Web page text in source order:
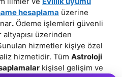
hesaplama üzerine
.Ödeme işlemleri güvenli
üzerinden
hizmetler kişiye özel
hizmetidir. Tüm Astroloji
kişisel gelişim ve